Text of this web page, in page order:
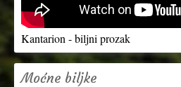
Kantarion - biljni prozak
Moćne biljke